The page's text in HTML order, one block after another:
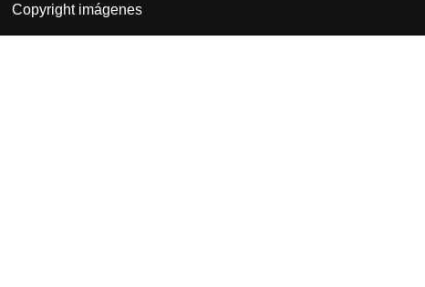
Copyright imágenes